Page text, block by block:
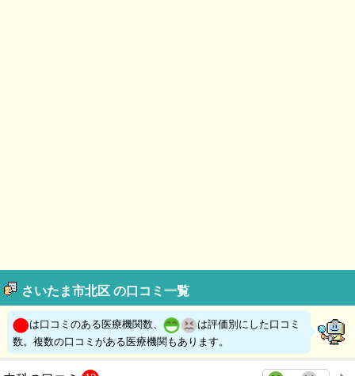
さいたま市北区 の口コミ一覧
は口コミのある医療機関数、
は評価別にした口コミ
数。複数の口コミがある医療機関もあります。